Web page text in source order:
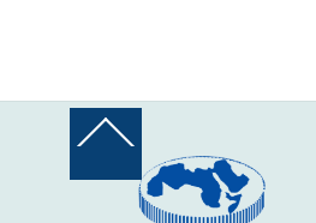
Back
Top